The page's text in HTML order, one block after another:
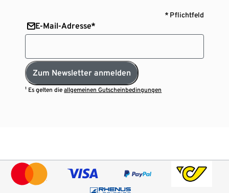
* Pflichtfeld
E-Mail-Adresse*
Zum Newsletter anmelden
¹ Es gelten dieallgemeinen Gutscheinbedingungen